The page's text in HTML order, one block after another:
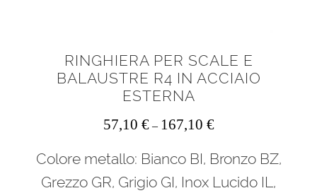
RINGHIERA PER SCALE E
BALAUSTRE R4 IN ACCIAIO
ESTERNA
57,10 €– 167,10 €
Colore metallo: Bianco BI, Bronzo BZ,
Grezzo GR, Grigio GI, Inox Lucido IL,